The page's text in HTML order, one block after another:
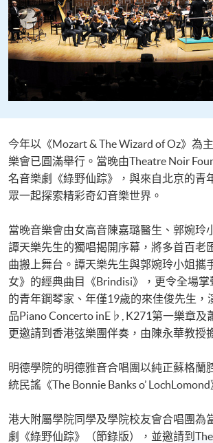
今年以《Mozart & The Wizard of Oz》為
樂會已圓滿舉行。當晚由Theatre Noir
名音樂劇《綠野仙踪》，與來自北京的青
眾一起探索精彩奇幻音樂世界。
當晚音樂會由女高音陳嘉璐醫生、郭婉玲
譚天樂先生的獨唱揭開序幕，將多首百老
曲搬上舞台。譚天樂先生與郭婉玲小姐攜
女》的經典曲目《Brindisi》，更令全場
的青年鋼琴家、年僅19歲的來佳俊先生，
品Piano Concerto inE♭, K271第一樂章及
更邀請到香港弦樂團伴奏，由陳永華教授
明德學院的明德雅音合唱團以純正蘇格蘭
統民謠《The Bonnie Banks o’
港大附屬學院同學及學院校友會合唱團為
劇《綠野仙踪》（節錄版），並邀請到